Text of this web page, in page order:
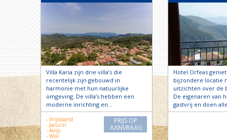
Villa Karia zijn drie villa’s die
recentelijk zijn gebouwd in
harmonie met hun natuurlijke
omgeving. De villa’s hebben een
moderne inrichting en…
- Vrijstaand
- Jacuzzi
- Airco
- WiFi
PRIJS OP
AANVRAAG
Hotel Orfeas
bijzondere locatie
uitzichten over de
De eigenaren van
gastvrij en doen